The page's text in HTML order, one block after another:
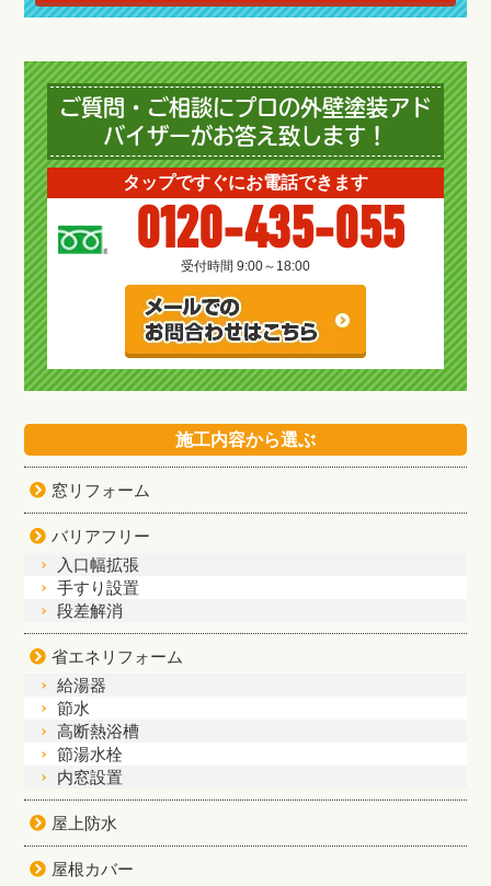
ご質問・ご相談にプロの外壁塗装アド
バイザーがお答え致します！
タップですぐにお電話できます
0120-435-055
受付時間 9:00～18:00
施工内容から選ぶ
窓リフォーム
バリアフリー
入口幅拡張
手すり設置
段差解消
省エネリフォーム
給湯器
節水
高断熱浴槽
節湯水栓
内窓設置
屋上防水
屋根カバー